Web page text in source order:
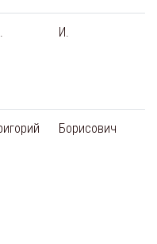
И.
Борисович